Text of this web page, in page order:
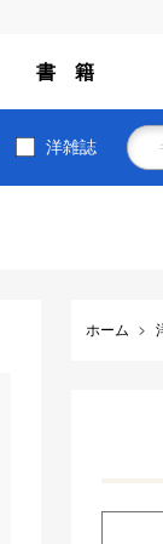
書 籍
洋雑誌
ホーム